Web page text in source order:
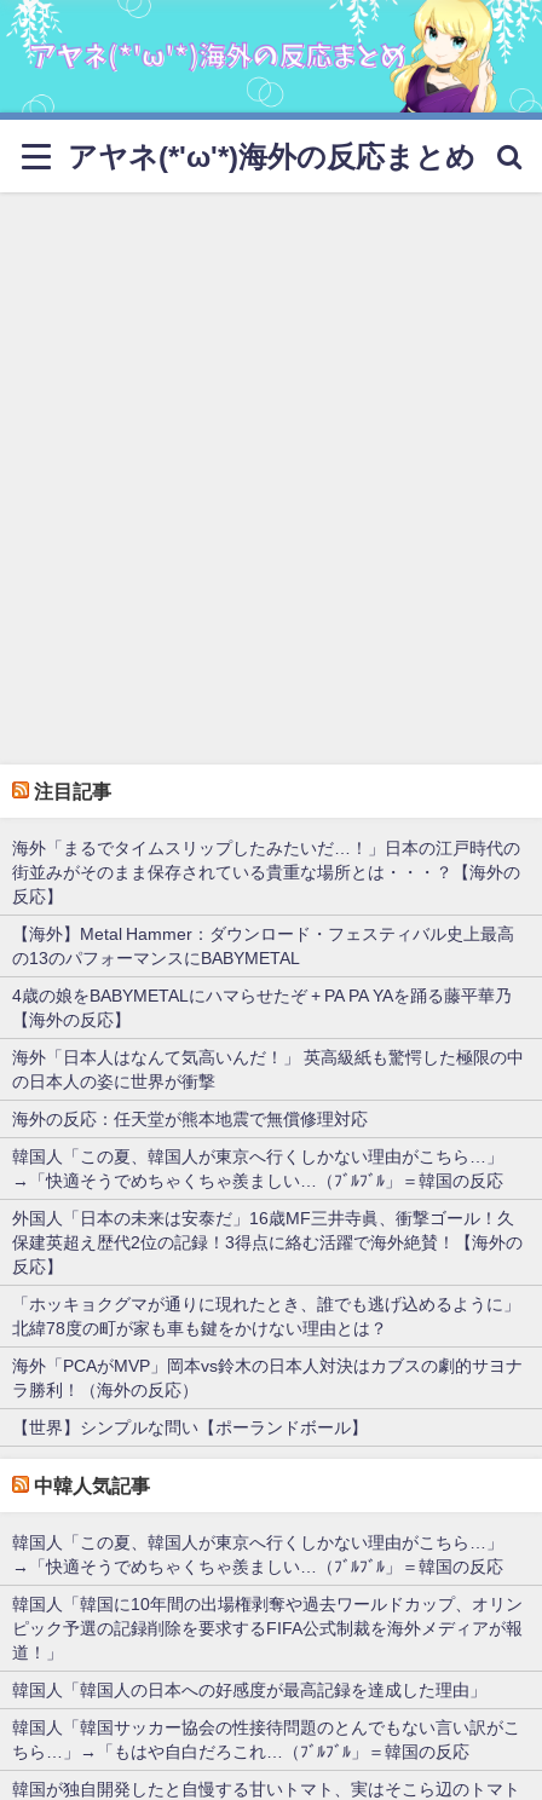
アヤネ(*'ω'*)海外の反応まとめ
注目記事
海外「まるでタイムスリップしたみたいだ…！」日本の江戸時代の
街並みがそのまま保存されている貴重な場所とは・・・？【海外の
反応】
【海外】Metal Hammer：ダウンロード・フェスティバル史上最高
の13のパフォーマンスにBABYMETAL
4歳の娘をBABYMETALにハマらせたぞ + PA PA YAを踊る藤平華乃
【海外の反応】
海外「日本人はなんて気高いんだ！」 英高級紙も驚愕した極限の中
の日本人の姿に世界が衝撃
海外の反応：任天堂が熊本地震で無償修理対応
韓国人「この夏、韓国人が東京へ行くしかない理由がこちら…」
→「快適そうでめちゃくちゃ羨ましい…（ﾌﾞﾙﾌﾞﾙ」＝韓国の反応
外国人「日本の未来は安泰だ」16歳MF三井寺眞、衝撃ゴール！久
保建英超え歴代2位の記録！3得点に絡む活躍で海外絶賛！【海外の
反応】
「ホッキョクグマが通りに現れたとき、誰でも逃げ込めるように」
北緯78度の町が家も車も鍵をかけない理由とは？
海外「PCAがMVP」岡本vs鈴木の日本人対決はカブスの劇的サヨナ
ラ勝利！（海外の反応）
【世界】シンプルな問い【ポーランドボール】
中韓人気記事
韓国人「この夏、韓国人が東京へ行くしかない理由がこちら…」
→「快適そうでめちゃくちゃ羨ましい…（ﾌﾞﾙﾌﾞﾙ」＝韓国の反応
韓国人「韓国に10年間の出場権剥奪や過去ワールドカップ、オリン
ピック予選の記録削除を要求するFIFA公式制裁を海外メディアが報
道！」
韓国人「韓国人の日本への好感度が最高記録を達成した理由」
韓国人「韓国サッカー協会の性接待問題のとんでもない言い訳がこ
ちら…」→「もはや自白だろこれ…（ﾌﾞﾙﾌﾞﾙ」＝韓国の反応
韓国が独自開発したと自慢する甘いトマト、実はそこら辺のトマト